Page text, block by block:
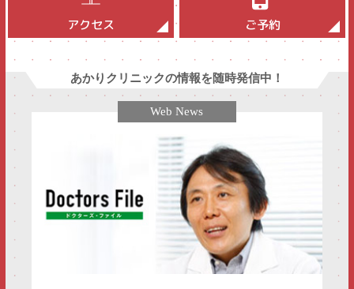
アクセス ご予約
あかりクリニックの情報を随時発信中！
Web News